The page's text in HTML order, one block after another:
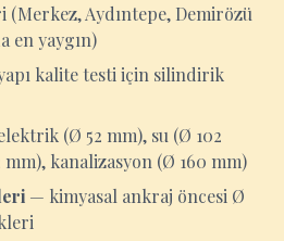
Aydıntepe, Demirözü
en yaygın)
kalite testi için silindirik
(Ø 52 mm), su (Ø 102
kanalizasyon (Ø 160 mm)
— kimyasal ankraj öncesi Ø